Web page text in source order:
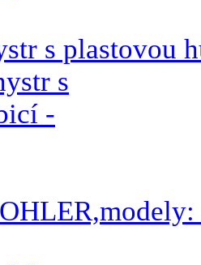
s plastovou